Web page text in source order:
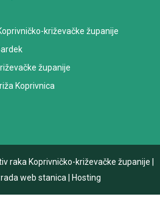
križevačke županije
županije
Koprivnica
raka Koprivničko-križevačke županije
web stanica Hosting